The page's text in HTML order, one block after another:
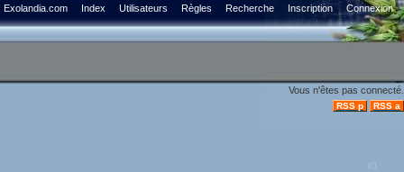
Exolandia.com Index Utilisateurs Règles Recherche Inscription Connexion
Vous n'êtes pas connecté.
RSS p RSS a
#1